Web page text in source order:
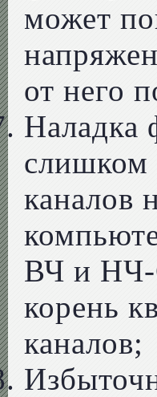
может
от него
Наладка
слишком
каналов
ВЧ и НЧ-
корень
каналов;